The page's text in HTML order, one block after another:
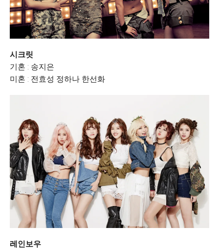
시크릿
기혼 : 송지은
미혼 : 전효성 정하나 한선화
레인보우